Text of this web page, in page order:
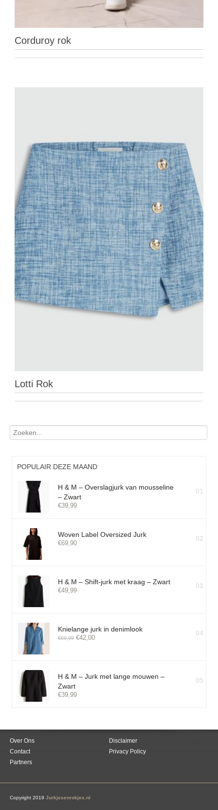
Corduroy rok
Lotti Rok
POPULAIR DEZE MAAND
H & M – Overslagjurk van mousseline
– Zwart
€39,99
01
Woven Label Oversized Jurk
€69,90
02
H & M – Shift-jurk met kraag – Zwart
€49,99
03
Knielange jurk in denimlook
€69,99 €42,00
04
H & M – Jurk met lange mouwen –
Zwart
€39,99
05
Over Ons
Disclaimer
Contact
Privacy Policy
Partners
Copyright 2019 Jurkjesenrokjes.nl